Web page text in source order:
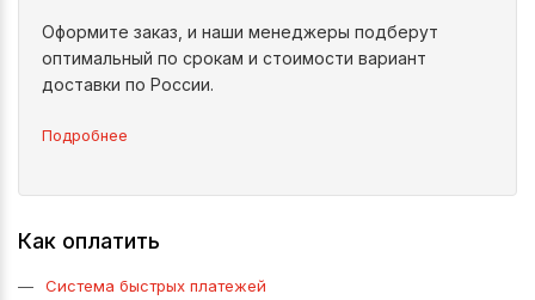
Оформите заказ, и наши менеджеры подберут
оптимальный по срокам и стоимости вариант
доставки по России.
Подробнее
Как оплатить
Система быстрых платежей